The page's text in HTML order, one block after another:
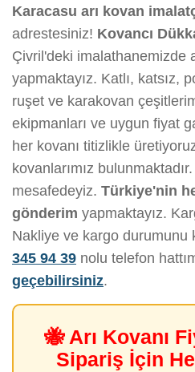
Karacasu arı kovan
adrestesiniz! Kovancı
Çivril'deki imalathanemizde
yapmaktayız. Katlı, katsız,
ruşet ve karakovan
ekipmanları ve uygun fiyat
her kovanı titizlikle
kovanlarımız
mesafedeyiz. Türkiye'nin
gönderim yapmaktayız.
Nakliye ve kargo durumunu
345 94 39 nolu telefon
geçebilirsiniz.
🐝 Arı Kovanı
Sipariş İçin